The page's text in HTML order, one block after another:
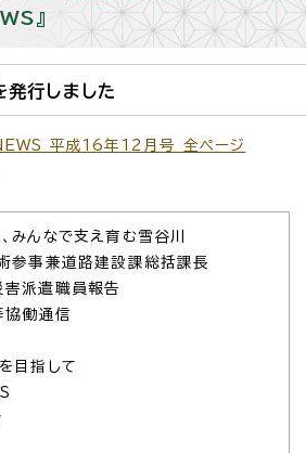
』
行しました
平成16年12月号 全ページ
みんなで支え育む雪谷川
事兼道路建設課総括課長
派遣職員報告
働通信
目指して